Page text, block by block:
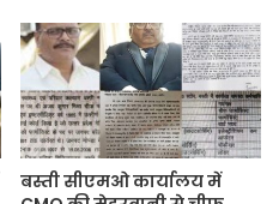
बस्ती सीएमओ कार्यालय में